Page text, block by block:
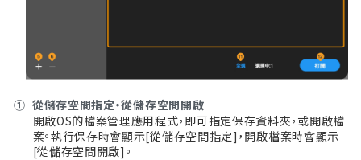
① 從儲存空間指定・從儲存空間開啟
開啟OS的檔案管理應用程式，即可指定保存資料夾，或開啟檔
案。執行保存時會顯示[從儲存空間指定]，開啟檔案時會顯示
[從儲存空間開啟]。